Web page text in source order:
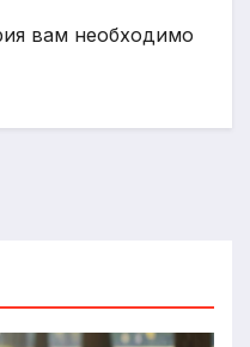
вам необходимо